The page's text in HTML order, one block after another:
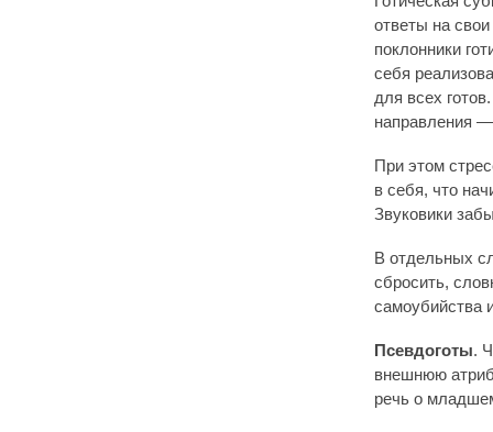
ответы на
поклонники
себя
для всех
направления
При этом
в себя, что
Звуковики
В отдельных
сбросить,
самоубийства
Псевдоготы.
внешнюю
речь о